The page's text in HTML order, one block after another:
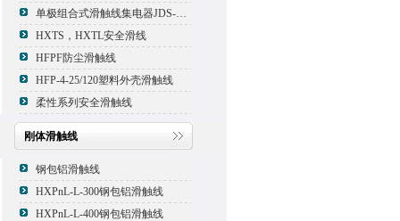
单极组合式滑触线集电器JDS-500*2
HXTS，HXTL安全滑线
HFPF防尘滑触线
HFP-4-25/120塑料外壳滑触线
柔性系列安全滑触线
刚体滑触线
钢包铝滑触线
HXPnL-L-300钢包铝滑触线
HXPnL-L-400钢包铝滑触线